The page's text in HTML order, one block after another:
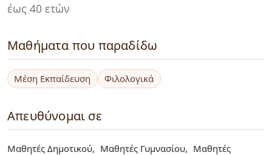
έως 40 ετών
Μαθήματα που παραδίδω
Μέση Εκπαίδευση Φιλολογικά
Απευθύνομαι σε
Μαθητές Δημοτικού Μαθητές Γυμνασίου
Μαθητές